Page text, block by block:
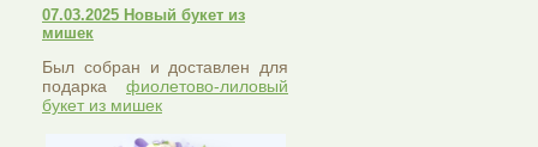
07.03.2025 Новый букет из
мишек
Был собран и доставлен для
подарка фиолетово-лиловый
букет из мишек